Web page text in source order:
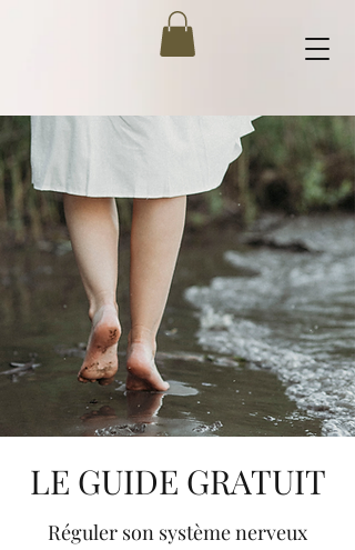
LE GUIDE GRATUIT
Réguler son système nerveux